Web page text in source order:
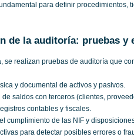
para definir procedimientos,
la auditoría: pruebas y
se realizan pruebas de auditoría que
y documental de activos y pasivos.
saldos con terceros (clientes,
contables y fiscales.
cumplimiento de las NIF y
para detectar posibles errores o